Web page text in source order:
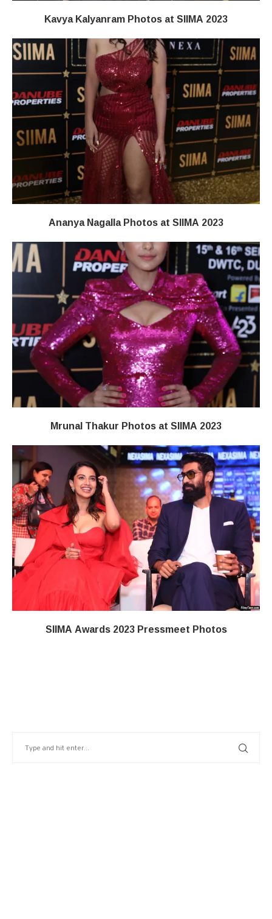
Kavya Kalyanram Photos at SIIMA 2023
Ananya Nagalla Photos at SIIMA 2023
Mrunal Thakur Photos at SIIMA 2023
SIIMA Awards 2023 Pressmeet Photos